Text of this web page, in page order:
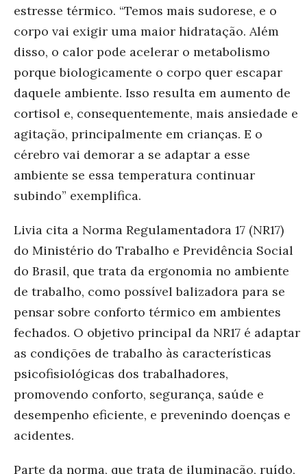
estresse térmico. “Temos mais sudorese, e o
corpo vai exigir uma maior hidratação. Além
disso, o calor pode acelerar o metabolismo
porque biologicamente o corpo quer escapar
daquele ambiente. Isso resulta em aumento de
cortisol e, consequentemente, mais ansiedade e
agitação, principalmente em crianças. E o
cérebro vai demorar a se adaptar a esse
ambiente se essa temperatura continuar
subindo” exemplifica.
Livia cita a Norma Regulamentadora 17 (NR17)
do Ministério do Trabalho e Previdência Social
do Brasil, que trata da ergonomia no ambiente
de trabalho, como possível balizadora para se
pensar sobre conforto térmico em ambientes
fechados. O objetivo principal da NR17 é adaptar
as condições de trabalho às características
psicofisiológicas dos trabalhadores,
promovendo conforto, segurança, saúde e
desempenho eficiente, e prevenindo doenças e
acidentes.
Parte da norma, que trata de iluminação, ruído,